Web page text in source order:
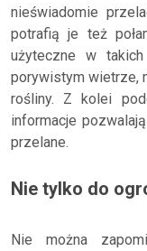
nieświadomie
potrafią je też
użyteczne w
porywistym wietrze,
rośliny. Z kolei
informacje
przelane.
Nie tylko do
Nie można